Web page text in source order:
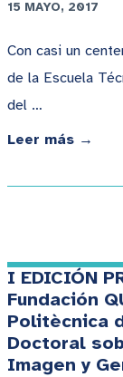
15 MAYO, 2017
Con casi un
de la Escuela
del …
Leer más →
I EDICIÓN
Fundación
Politècnica
Doctoral
Imagen y